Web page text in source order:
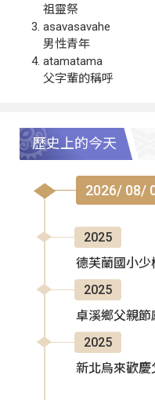
祖靈祭
asavasavahe
男性青年
atamatama
父字輩的稱呼
歷史上的今天
2026/ 08/
2025
德芙蘭國小少
2025
卓溪鄉父親節
2025
新北烏來歡